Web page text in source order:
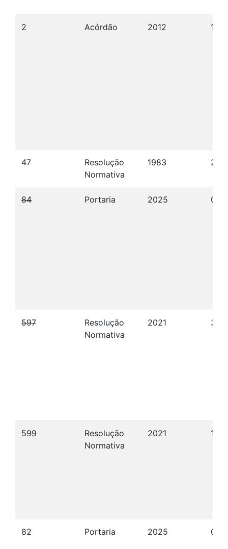
2 Acórdão 2012 17/
47
Resolução
Normativa
1983 28/
84 Portaria 2025 09/
597
Resolução
Normativa
2021 30/
599
Resolução
Normativa
2021 16/
82 Portaria 2025 05/